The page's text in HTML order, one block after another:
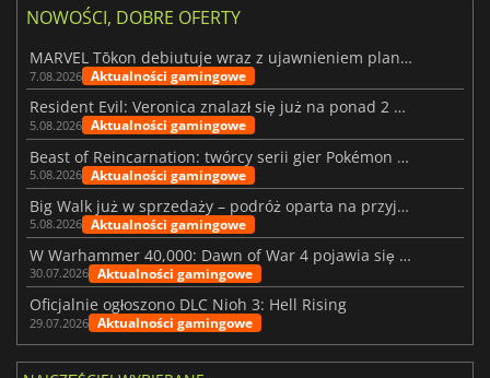
NOWOŚCI, DOBRE OFERTY
MARVEL Tōkon debiutuje wraz z ujawnieniem planu rozwoju na pierwszy rok
7.08.2026 Aktualności gamingowe
Resident Evil: Veronica znalazł się już na ponad 2 milionach list życzeń
5.08.2026 Aktualności gamingowe
Beast of Reincarnation: twórcy serii gier Pokémon wkraczają na nową ścieżkę
5.08.2026 Aktualności gamingowe
Big Walk już w sprzedaży – podróż oparta na przyjaźni
5.08.2026 Aktualności gamingowe
W Warhammer 40,000: Dawn of War 4 pojawia się frakcja Nekronów
30.07.2026 Aktualności gamingowe
Oficjalnie ogłoszono DLC Nioh 3: Hell Rising
29.07.2026 Aktualności gamingowe